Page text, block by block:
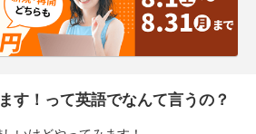
す！って英語でなんて言うの？